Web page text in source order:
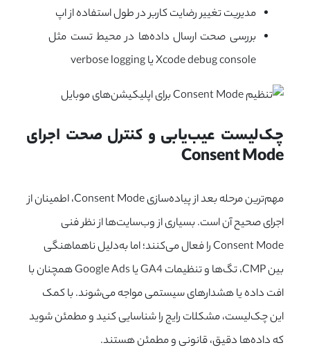
مدیریت تغییر رضایت کاربر در طول استفاده از اپ
بررسی صحت ارسال داده‌ها در محیط تست مثل
Xcode debug console یا verbose logging
Consent Mode
مهم‌ترین مرحله بعد از پیاده‌سازی Consent Mode، اطمینان از
اجرای صحیح آن است. بسیاری از وب‌سایت‌ها از نظر فنی
Consent Mode را فعال می‌کنند؛ اما به‌دلیل ناهماهنگی
بین CMP، تگ‌ها و تنظیمات GA4 یا Google Ads همچنان با
افت داده یا هشدارهای سیستمی مواجه می‌شوند. با کمک
این چک‌لیست، مشکلات رایج را شناسایی کنید و مطمئن شوید
که داده‌ها دقیق، قانونی و مطمئن هستند.